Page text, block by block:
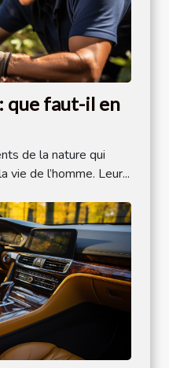
: que faut-il en
de la nature qui
de l’homme. Leur...